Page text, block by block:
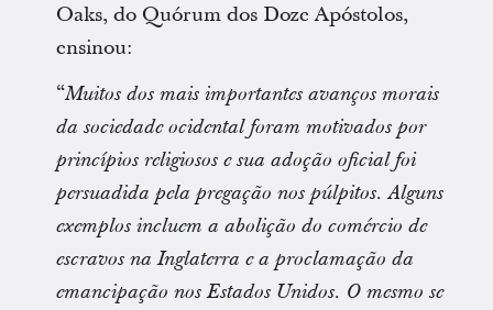
Oaks, do Quórum dos Doze Apóstolos,
ensinou:
“Muitos dos mais importantes avanços morais
da sociedade ocidental foram motivados por
princípios religiosos e sua adoção oficial foi
persuadida pela pregação nos púlpitos. Alguns
exemplos incluem a abolição do comércio de
escravos na Inglaterra e a proclamação da
emancipação nos Estados Unidos. O mesmo se